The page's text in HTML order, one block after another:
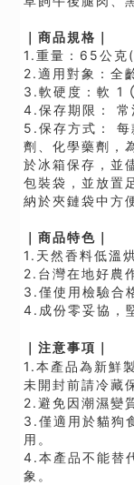
｜ 商品規格 ｜
1.重量：65公克
2.適用對象：全
3.軟硬度：軟
4.保存期限： 常
5.保存方式：
劑、化學藥劑，
於冰箱保存，並
包裝袋，並放置
納於夾鏈袋中方
｜ 商品特色｜
1. 天然香料低溫
2.台灣在地好農
3.僅使用檢驗合
4.成份零妥協，
｜ 注意事項｜
1.本產品為新鮮
未開封前請冷藏
2.避免因潮濕變
3.僅適用於貓狗
用。
4.本產品不能替
象。